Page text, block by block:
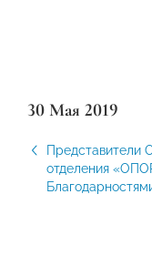
30 Мая 2019
Представители
отделения